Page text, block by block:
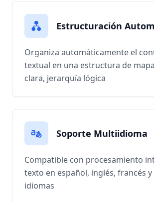
Estructuración
Organiza automáticamente el
textual en una estructura de
clara, jerarquía lógica
Soporte Multiidioma
Compatible con procesamiento
texto en español, inglés, francés y
idiomas